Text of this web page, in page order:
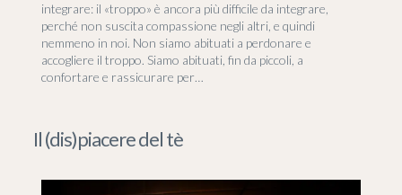
integrare: il «troppo» è ancora più difficile da integrare,
perché non suscita compassione negli altri, e quindi
nemmeno in noi. Non siamo abituati a perdonare e
accogliere il troppo. Siamo abituati, fin da piccoli, a
confortare e rassicurare per…
Il (dis)piacere del tè